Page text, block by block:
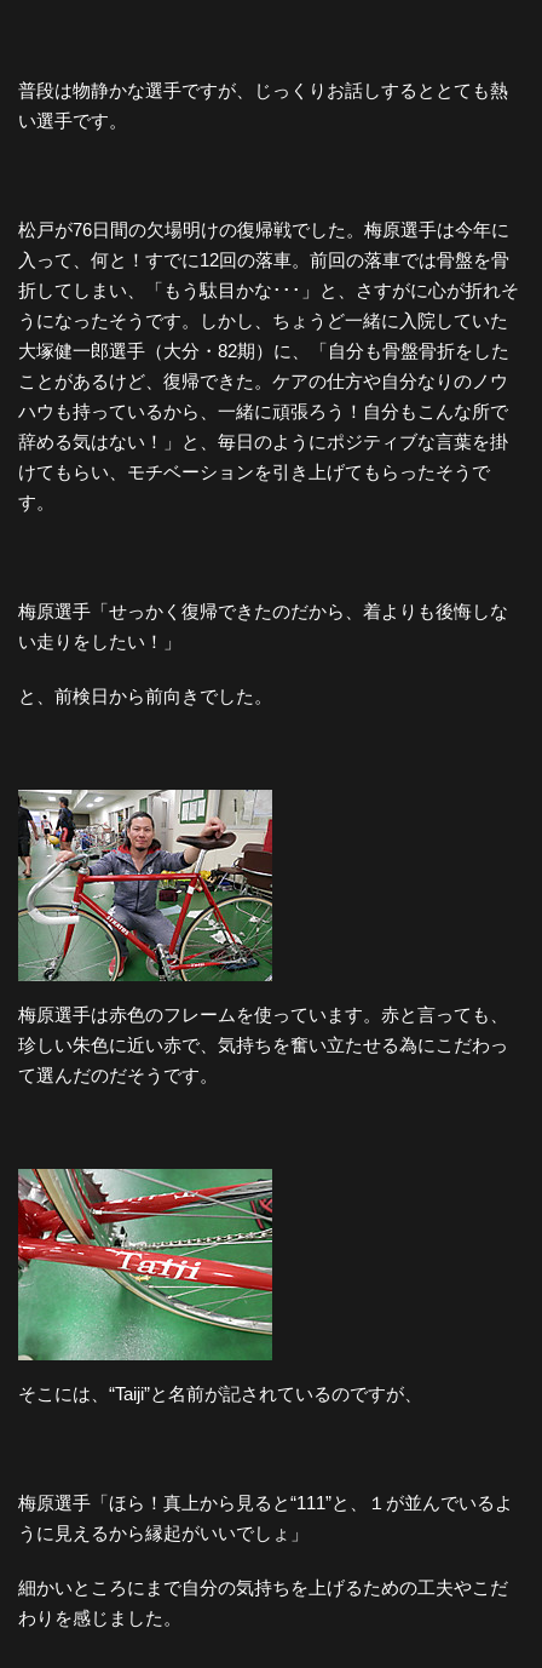
普段は物静かな選手ですが、じっくりお話しするととても熱
い選手です。
松戸が76日間の欠場明けの復帰戦でした。梅原選手は今年に
入って、何と！すでに12回の落車。前回の落車では骨盤を骨
折してしまい、「もう駄目かな･･･」と、さすがに心が折れそ
うになったそうです。しかし、ちょうど一緒に入院していた
大塚健一郎選手（大分・82期）に、「自分も骨盤骨折をした
ことがあるけど、復帰できた。ケアの仕方や自分なりのノウ
ハウも持っているから、一緒に頑張ろう！自分もこんな所で
辞める気はない！」と、毎日のようにポジティブな言葉を掛
けてもらい、モチベーションを引き上げてもらったそうで
す。
梅原選手「せっかく復帰できたのだから、着よりも後悔しな
い走りをしたい！」
と、前検日から前向きでした。
梅原選手は赤色のフレームを使っています。赤と言っても、
珍しい朱色に近い赤で、気持ちを奮い立たせる為にこだわっ
て選んだのだそうです。
そこには、“Taiji”と名前が記されているのですが、
梅原選手「ほら！真上から見ると“111”と、１が並んでいるよ
うに見えるから縁起がいいでしょ」
細かいところにまで自分の気持ちを上げるための工夫やこだ
わりを感じました。